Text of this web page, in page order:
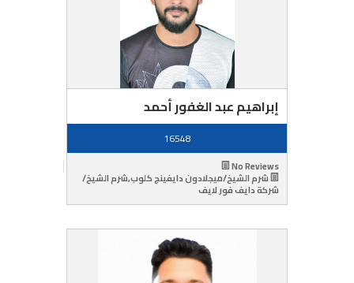
إبراهيم عبد الغفور أحمد
16548
No Reviews
شرم الشيخ/ميجلادون دايفينج كلوب,شرم الشيخ/
شركة دايف فور لايف